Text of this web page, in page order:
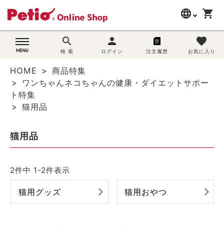
language
wovn-lang-name
shopping_cart
search
検 索
person
ログイン 注文履歴
favorite
お気に入り
search
猫用品
うさぎ用品
ブランド別に探す
SNS
ご利用案内
HOME
商品特集
ワンちゃんネコちゃんの健康・ダイエットサポー
ト特集
猫用品
猫用品
2件中 1 -2件表示
猫用グッズ 猫用おやつ